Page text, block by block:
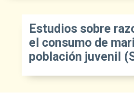
Estudios sobre
el consumo de
población juvenil